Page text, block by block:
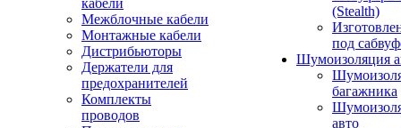
кабели
Межблочные кабели
Монтажные кабели
Дистрибьюторы
Держатели для
предохранителей
Комплекты
проводов
(Stealth)
под
Шумоизоляция
багажника
авто